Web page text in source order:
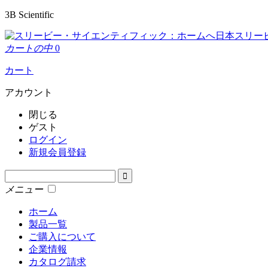
3B Scientific
日本スリー
カートの中 0
カート
アカウント
閉じる
ゲスト
ログイン
新規会員登録
メニュー
ホーム
製品一覧
ご購入について
企業情報
カタログ請求